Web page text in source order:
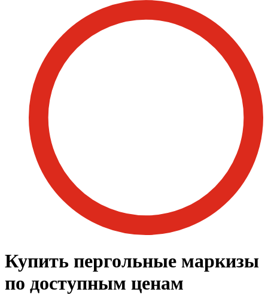
Купить пергольные маркизы
по доступным ценам